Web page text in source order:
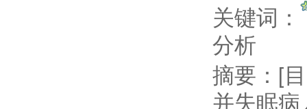
关键词：
分析
摘要： [
并失眠